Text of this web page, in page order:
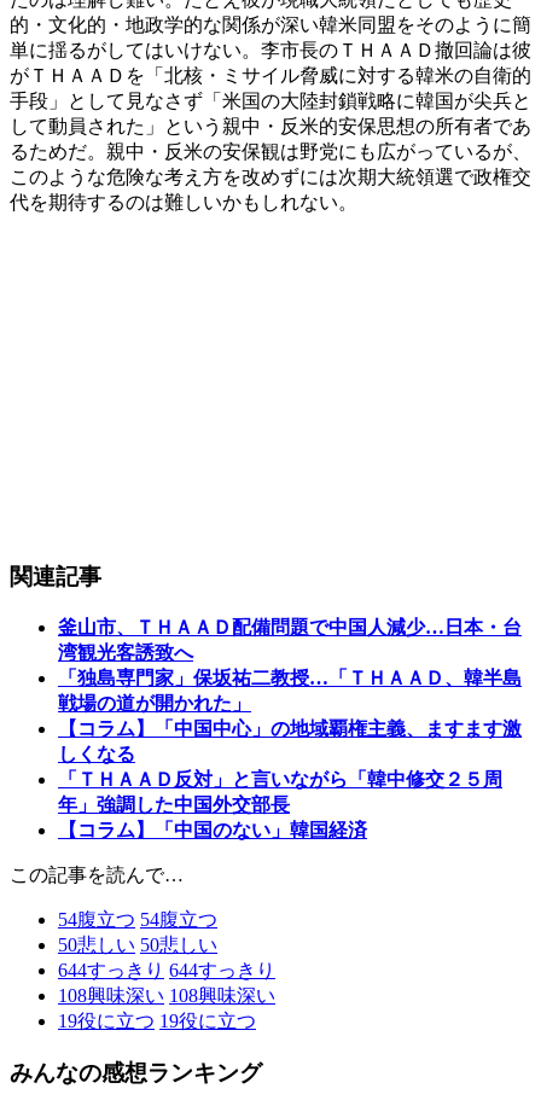
的・文化的・地政学的な関係が深い韓米同盟をそのように簡
単に揺るがしてはいけない。李市長のＴＨＡＡＤ撤回論は彼
がＴＨＡＡＤを「北核・ミサイル脅威に対する韓米の自衛的
手段」として見なさず「米国の大陸封鎖戦略に韓国が尖兵と
して動員された」という親中・反米的安保思想の所有者であ
るためだ。親中・反米の安保観は野党にも広がっているが、
このような危険な考え方を改めずには次期大統領選で政権交
代を期待するのは難しいかもしれない。
関連記事
釜山市、ＴＨＡＡＤ配備問題で中国人減少…日本・台
湾観光客誘致へ
「独島専門家」保坂祐二教授…「ＴＨＡＡＤ、韓半島
戦場の道が開かれた」
【コラム】「中国中心」の地域覇権主義、ますます激
しくなる
「ＴＨＡＡＤ反対」と言いながら「韓中修交２５周
年」強調した中国外交部長
【コラム】「中国のない」韓国経済
この記事を読んで…
54腹立つ 54腹立つ
50悲しい 50悲しい
644すっきり 644すっきり
108興味深い 108興味深い
19役に立つ 19役に立つ
みんなの感想ランキング